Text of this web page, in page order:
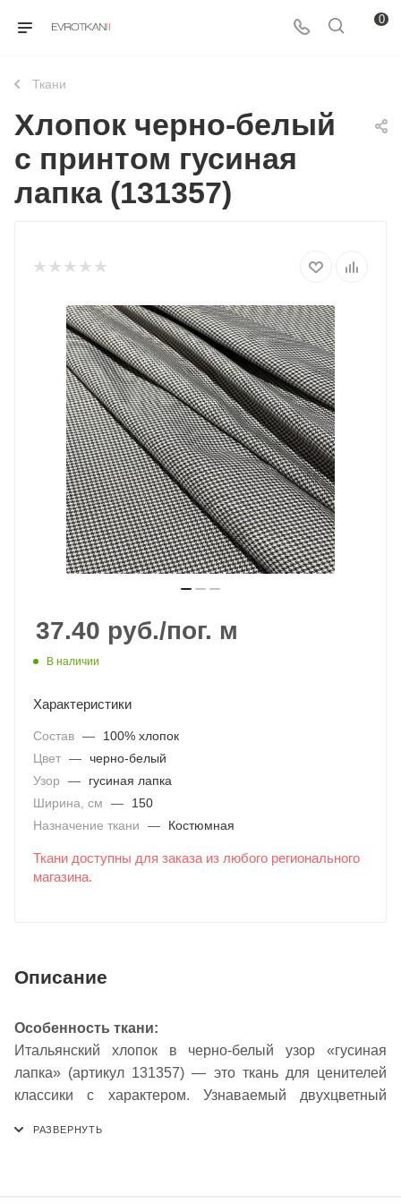
0
Ткани
Хлопок черно-белый
с принтом гусиная
лапка (131357)
37.40 руб./пог. м
В наличии
Характеристики
Состав —
100% хлопок
Цвет — черно-белый
Узор
—
гусиная лапка
Ширина, см
—
150
Назначение ткани
— Костюмная
Ткани доступны для заказа из любого регионального
магазина.
Описание
Особенность ткани:
Итальянский хлопок в черно-белый узор «гусиная
лапка» (артикул 131357) — это ткань для ценителей
классики с характером. Узнаваемый двухцветный